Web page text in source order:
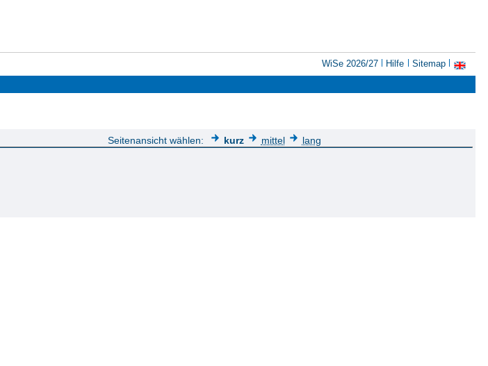
WiSe 2026/27 Hilfe
Sitemap
Seitenansicht wählen: kurz mittel lang